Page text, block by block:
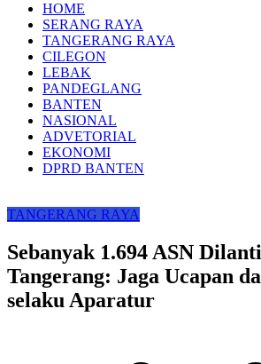
HOME
SERANG RAYA
TANGERANG RAYA
CILEGON
LEBAK
PANDEGLANG
BANTEN
NASIONAL
ADVETORIAL
EKONOMI
DPRD BANTEN
TANGERANG RAYA
Sebanyak 1.694 ASN
Tangerang: Jaga Ucapan
selaku Aparatur